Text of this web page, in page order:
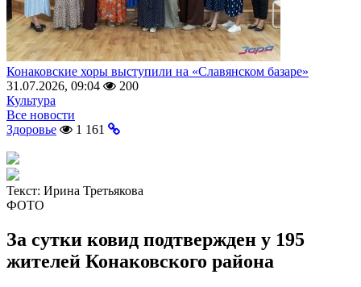
Конаковские хоры выступили на «Славянском базаре»
31.07.2026, 09:04
200
Культура
Все новости
Здоровье
1 161
Текст: Ирина Третьякова
ФОТО
За сутки ковид подтвержден у 195
жителей Конаковского района